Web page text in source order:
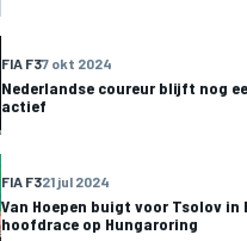
FIA F37 okt 2024
Nederlandse coureur blijft nog
actief
FIA F321 jul 2024
Van Hoepen buigt voor Tsolov in
hoofdrace op Hungaroring